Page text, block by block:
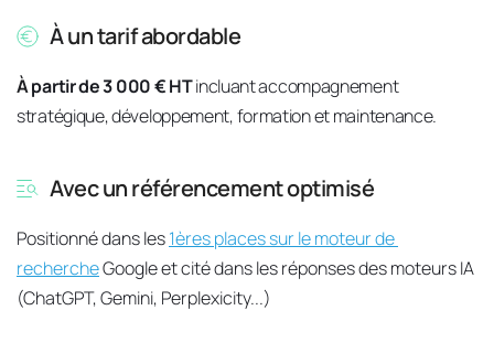
À un tarif abordable
À partir de 3 000 € HT incluant accompagnement
stratégique, développement, formation et maintenance.
Avec un référencement optimisé
Positionné dans les 1ères places sur le moteur de
recherche Google et cité dans les réponses des moteurs IA
(ChatGPT, Gemini, Perplexicity...)